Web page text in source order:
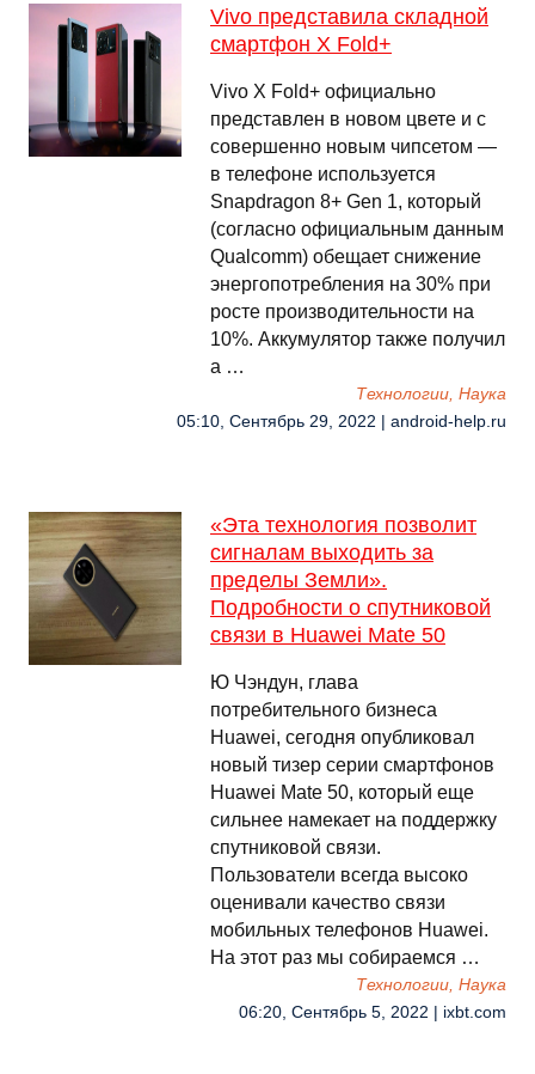
Vivo представила складной
смартфон X Fold+
Vivo X Fold+ официально
представлен в новом цвете и с
совершенно новым чипсетом —
в телефоне используется
Snapdragon 8+ Gen 1, который
(согласно официальным данным
Qualcomm) обещает снижение
энергопотребления на 30% при
росте производительности на
10%. Аккумулятор также получил
а …
Технологии, Наука
05:10, Сентябрь 29, 2022 | android-help.ru
«Эта технология позволит
сигналам выходить за
пределы Земли».
Подробности о спутниковой
связи в Huawei Mate 50
Ю Чэндун, глава
потребительного бизнеса
Huawei, сегодня опубликовал
новый тизер серии смартфонов
Huawei Mate 50, который еще
сильнее намекает на поддержку
спутниковой связи.
Пользователи всегда высоко
оценивали качество связи
мобильных телефонов Huawei.
На этот раз мы собираемся …
Технологии, Наука
06:20, Сентябрь 5, 2022 | ixbt.com